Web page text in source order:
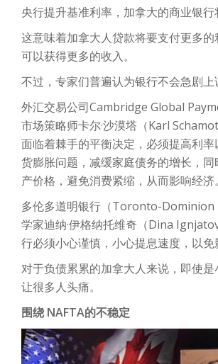
央行提升基准利率，加拿大的商业银行
这意味着加拿大人贷款将要支付更多
可以获得更多的收入。
不过，专家们普遍认为银行不会急剧上
外汇交易公司Cambridge Global
市场策略师卡尔·沙漠塔（Karl
面临着棘手的平衡决定，必须提高利率
货膨胀问题，减缓家庭债务的增长，
产价格，避免消费紧缩，从而影响经济。
多伦多道明银行（Toronto-Dominion
学家迪纳·伊格纳托维奇（Dina
行必须小心谨慎，小心提息速度，以免
对于负债累累的加拿大人来说，即使
让很多人头痛。
围绕 NAFTA的不稳定